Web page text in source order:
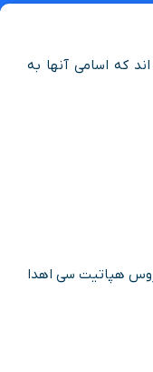
مشخص شده اند که اسامی آنها به
هپاتیت سی اهدا